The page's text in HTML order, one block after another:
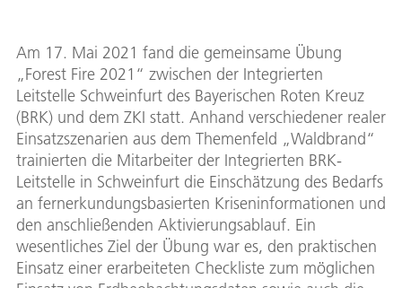
Am 17. Mai 2021 fand die gemeinsame Übung
„Forest Fire 2021“ zwischen der Integrierten
Leitstelle Schweinfurt des Bayerischen Roten Kreuz
(BRK) und dem ZKI statt. Anhand verschiedener realer
Einsatzszenarien aus dem Themenfeld „Waldbrand“
trainierten die Mitarbeiter der Integrierten BRK-
Leitstelle in Schweinfurt die Einschätzung des Bedarfs
an fernerkundungsbasierten Kriseninformationen und
den anschließenden Aktivierungsablauf. Ein
wesentliches Ziel der Übung war es, den praktischen
Einsatz einer erarbeiteten Checkliste zum möglichen